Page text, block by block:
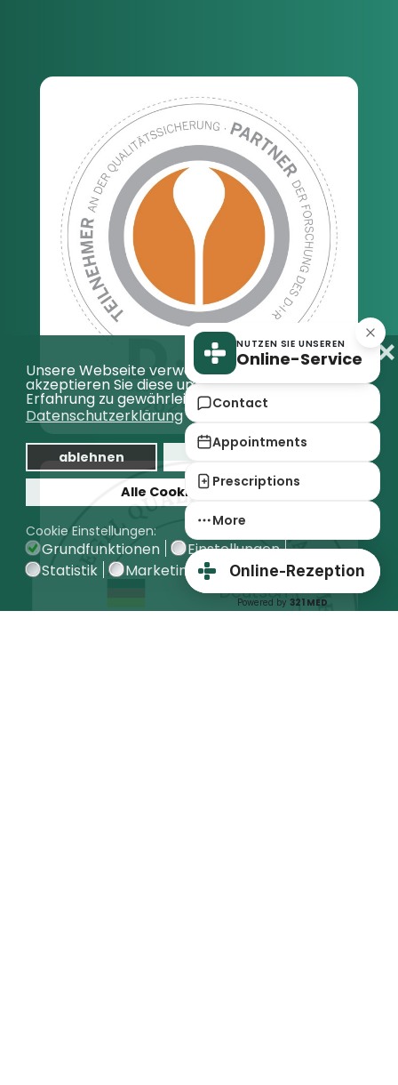
Unsere Webseite verwendet Cookies,
akzeptieren Sie diese um eine bestmögliche
Erfahrung zu gewährleisten.
Datenschutzerklärung
ablehnen
Auswahl bestätigen
Alle Cookies erlauben
❌
Cookie Einstellungen:
Grundfunktionen
Einstellungen
Statistik
Marketing
Deutsch
Online-Rezeption
Powered by 321 MED
NUTZEN SIE UNSEREN
Online-Service
Contact
Appointments
Prescriptions
More